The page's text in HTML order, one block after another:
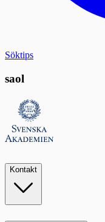
Söktips
saol
Kontakt